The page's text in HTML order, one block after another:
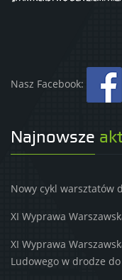
Nasz Facebook:
Najnowsze
Nowy cykl warsztatów
XI Wyprawa
XI Wyprawa
Ludowego w drodze